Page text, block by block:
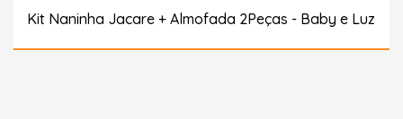
Kit Naninha Jacare + Almofada 2Peças - Baby e Luz